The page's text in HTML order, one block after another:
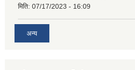
मिति: 07/17/2023 - 16:09
अन्य